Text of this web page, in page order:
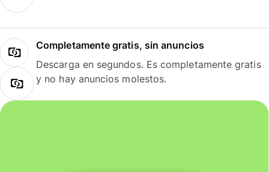
Completamente gratis, sin anuncios
Descarga en segundos. Es completamente gratis
y no hay anuncios molestos.